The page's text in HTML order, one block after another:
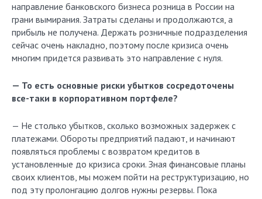
направление банковского бизнеса розница в России на
грани вымирания. Затраты сделаны и продолжаются, а
прибыль не получена. Держать розничные подразделения
сейчас очень накладно, поэтому после кризиса очень
многим придется развивать это направление с нуля.
— То есть основные риски убытков сосредоточены
все-таки в корпоративном портфеле?
— Не столько убытков, сколько возможных задержек с
платежами. Обороты предприятий падают, и начинают
появляться проблемы с возвратом кредитов в
установленные до кризиса сроки. Зная финансовые планы
своих клиентов, мы можем пойти на реструктуризацию, но
под эту пролонгацию долгов нужны резервы. Пока